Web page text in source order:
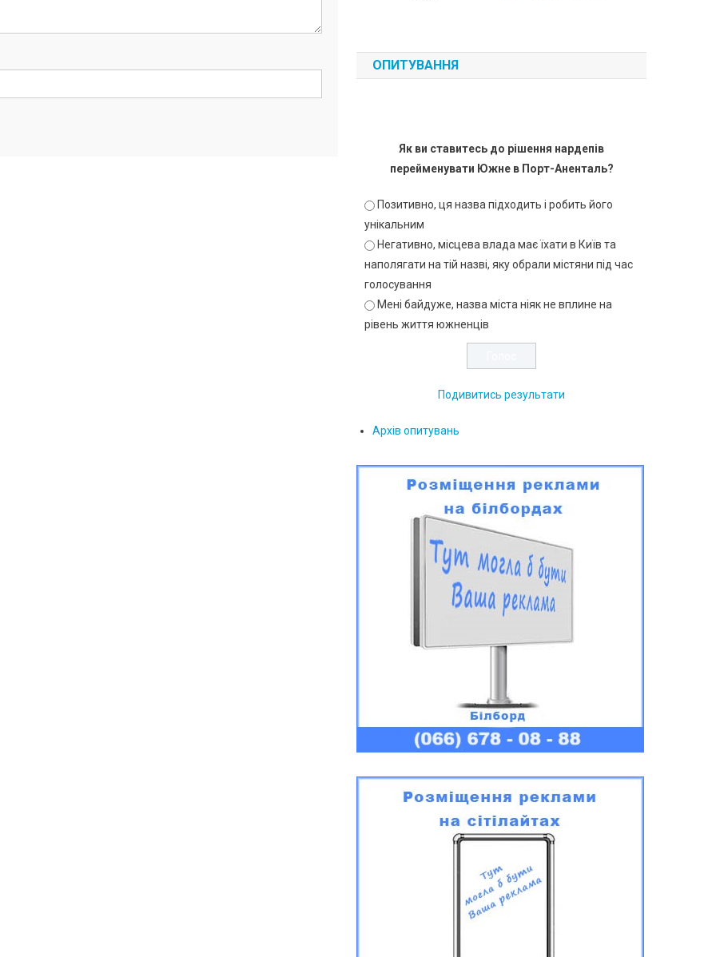
ОПИТУВАННЯ
Як ви ставитесь до рішення нардепів
перейменувати Южне в Порт-Аненталь?
Позитивно, ця назва підходить і робить його
унікальним
Негативно, місцева влада має їхати в Київ та
наполягати на тій назві, яку обрали містяни під час
голосування
Мені байдуже, назва міста ніяк не вплине на
рівень життя южненців
Подивитись результати
Архів опитувань